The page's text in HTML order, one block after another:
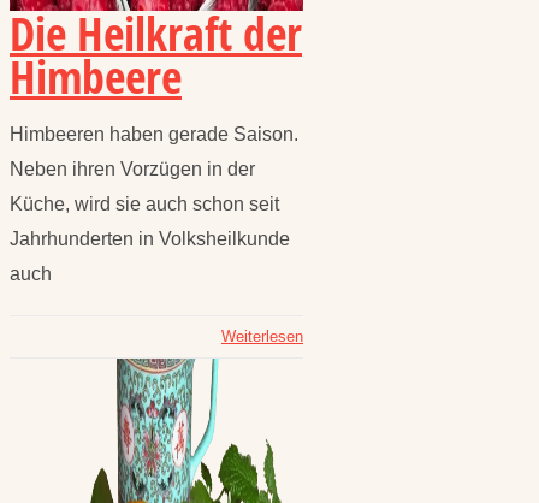
Die Heilkraft der
Himbeere
Himbeeren haben gerade Saison.
Neben ihren Vorzügen in der
Küche, wird sie auch schon seit
Jahrhunderten in Volksheilkunde
auch
Weiterlesen